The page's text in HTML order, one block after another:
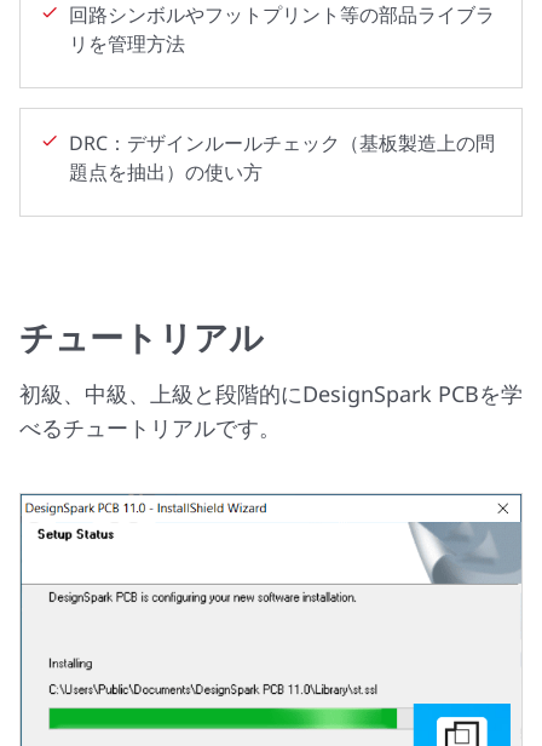
回路シンボルやフットプリント等の部品ライブラ
リを管理方法
DRC：デザインルールチェック（基板製造上の問
題点を抽出）の使い方
チュートリアル
初級、中級、上級と段階的にDesignSpark PCBを学
べるチュートリアルです。